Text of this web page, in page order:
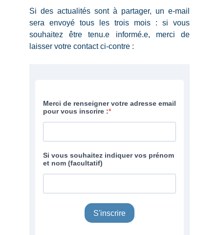
Si des actualités sont à partager, un e-mail
sera envoyé tous les trois mois : si vous
souhaitez être tenu.e informé.e, merci de
laisser votre contact ci-contre :